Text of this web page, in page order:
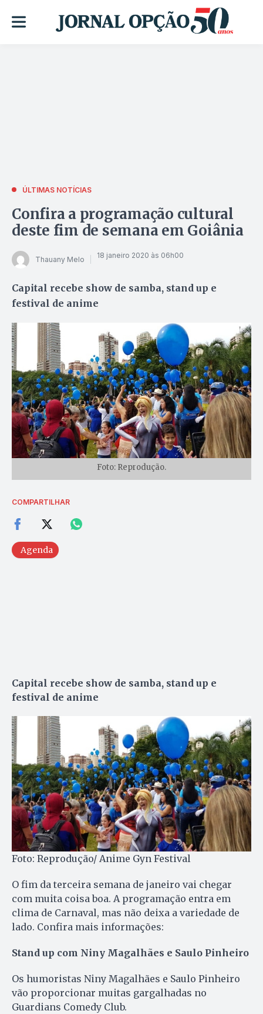
ÚLTIMAS NOTÍCIAS
Confira a programação cultural
deste fim de semana em Goiânia
Thauany Melo 18 janeiro 2020 às 06h00
Capital recebe show de samba, stand up e
festival de anime
Foto: Reprodução.
COMPARTILHAR
Agenda
Capital recebe show de samba, stand up e
festival de anime
Foto: Reprodução/ Anime Gyn Festival
O fim da terceira semana de janeiro vai chegar
com muita coisa boa. A programação entra em
clima de Carnaval, mas não deixa a variedade de
lado. Confira mais informações:
Stand up com Niny Magalhães e Saulo Pinheiro
Os humoristas Niny Magalhães e Saulo Pinheiro
vão proporcionar muitas gargalhadas no
Guardians Comedy Club.